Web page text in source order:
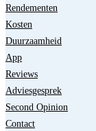
Rendementen
Kosten
Duurzaamheid
App
Reviews
Adviesgesprek
Second Opinion
Contact